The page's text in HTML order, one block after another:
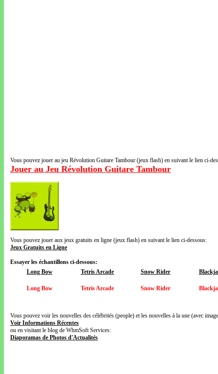
Vous pouvez jouer au jeu Révolution Guitare Tambour (jeux flash) en suivant le lien ci-
Jouer au Jeu Révolution Guitare Tambour
Vous pouvez jouer aux jeux gratuits en ligne (jeux flash) en suivant le lien ci-dessous:
Jeux Gratuits en Ligne
Essayer les échantillons ci-dessous:
Long Bow
Tetris Arcade Snow Rider
Long Bow Tetris Arcade Snow Rider
Vous pouvez voir les nouvelles des célébrités (people) et les nouvelles à la une (avec
Voir Informations Récentes
ou en visitant le blog de WhmSoft Services:
Diaporamas de Photos d'Actualités